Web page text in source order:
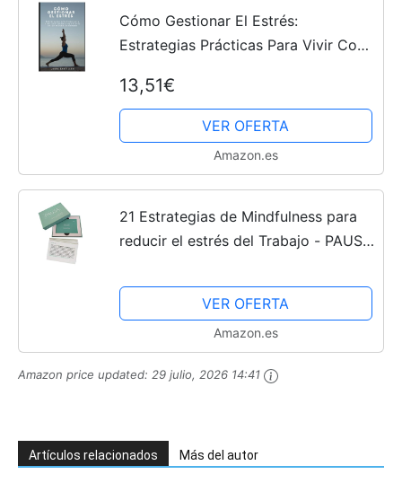
Cómo Gestionar El Estrés:
Estrategias Prácticas Para Vivir Con
Acelerado
13,51€
VER OFERTA
Amazon.es
21 Estrategias de Mindfulness para
reducir el estrés del Trabajo - PAUSA
VER OFERTA
Amazon.es
Amazon price updated: 29 julio, 2026 14:41
Artículos relacionados Más del autor